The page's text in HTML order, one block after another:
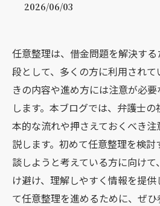
2026/06/03
任意整理は、借金問題を解決す
段として、多くの方に利用され
きの内容や進め方には注意が必
します。本ブログでは、弁護士
本的な流れや押さえておくべき
説します。初めて任意整理を検
談しようと考えている方に向け
け避け、理解しやすく情報を提
て任意整理を進めるために、ぜひ